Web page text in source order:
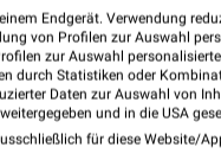
in Neustadt bei
Deutschland
Endgerät. Verwendung
von Profilen zur Auswahl
zur Auswahl
durch Statistiken oder
Daten zur Auswahl von
und in die USA
für diese Website/